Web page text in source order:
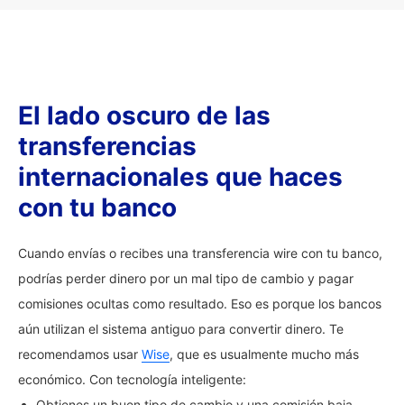
El lado oscuro de las
transferencias
internacionales que haces
con tu banco
Cuando envías o recibes una transferencia wire con tu banco,
podrías perder dinero por un mal tipo de cambio y pagar
comisiones ocultas como resultado. Eso es porque los bancos
aún utilizan el sistema antiguo para convertir dinero. Te
recomendamos usar Wise, que es usualmente mucho más
económico. Con tecnología inteligente: